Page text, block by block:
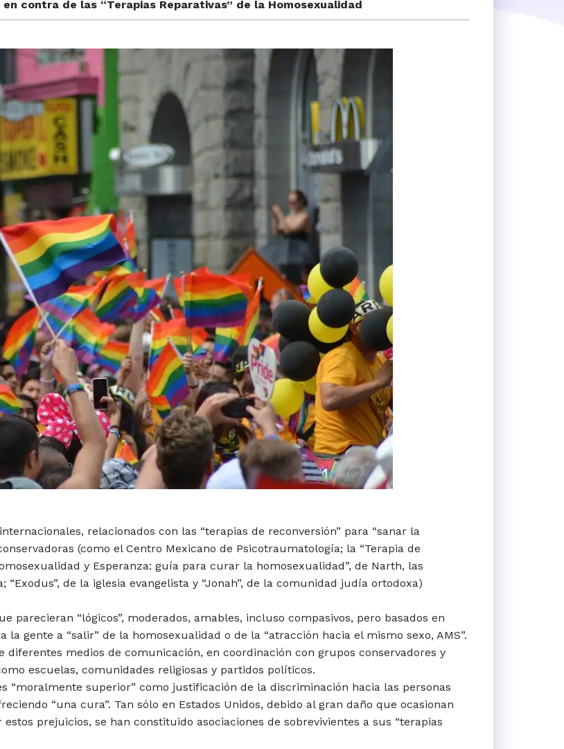
contra de las “Terapias Reparativas” de la Homosexualidad
relacionados con las “terapias de reconversión” para “sanar la
(como el Centro Mexicano de Psicotraumatología; la “Terapia de
y Esperanza: guía para curar la homosexualidad”, de Narth, las
de la iglesia evangelista y “Jonah”, de la comunidad judía ortodoxa)
parecieran “lógicos”, moderados, amables, incluso compasivos, pero basados en
gente a “salir” de la homosexualidad o de la “atracción hacia el mismo sexo, AMS”.
diferentes medios de comunicación, en coordinación con grupos conservadores y
escuelas, comunidades religiosas y partidos políticos.
“moralmente superior” como justificación de la discriminación hacia las personas
“una cura”. Tan sólo en Estados Unidos, debido al gran daño que ocasionan
prejuicios, se han constituido asociaciones de sobrevivientes a sus “terapias